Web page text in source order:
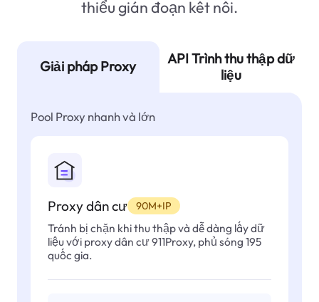
thiểu gián đoạn kết nối.
Giải pháp Proxy
API Trình thu thập dữ
liệu
Pool Proxy nhanh và lớn
Proxy dân cư 90M+IP
Tránh bị chặn khi thu thập và dễ dàng lấy dữ
liệu với proxy dân cư 911Proxy, phủ sóng 195
quốc gia.